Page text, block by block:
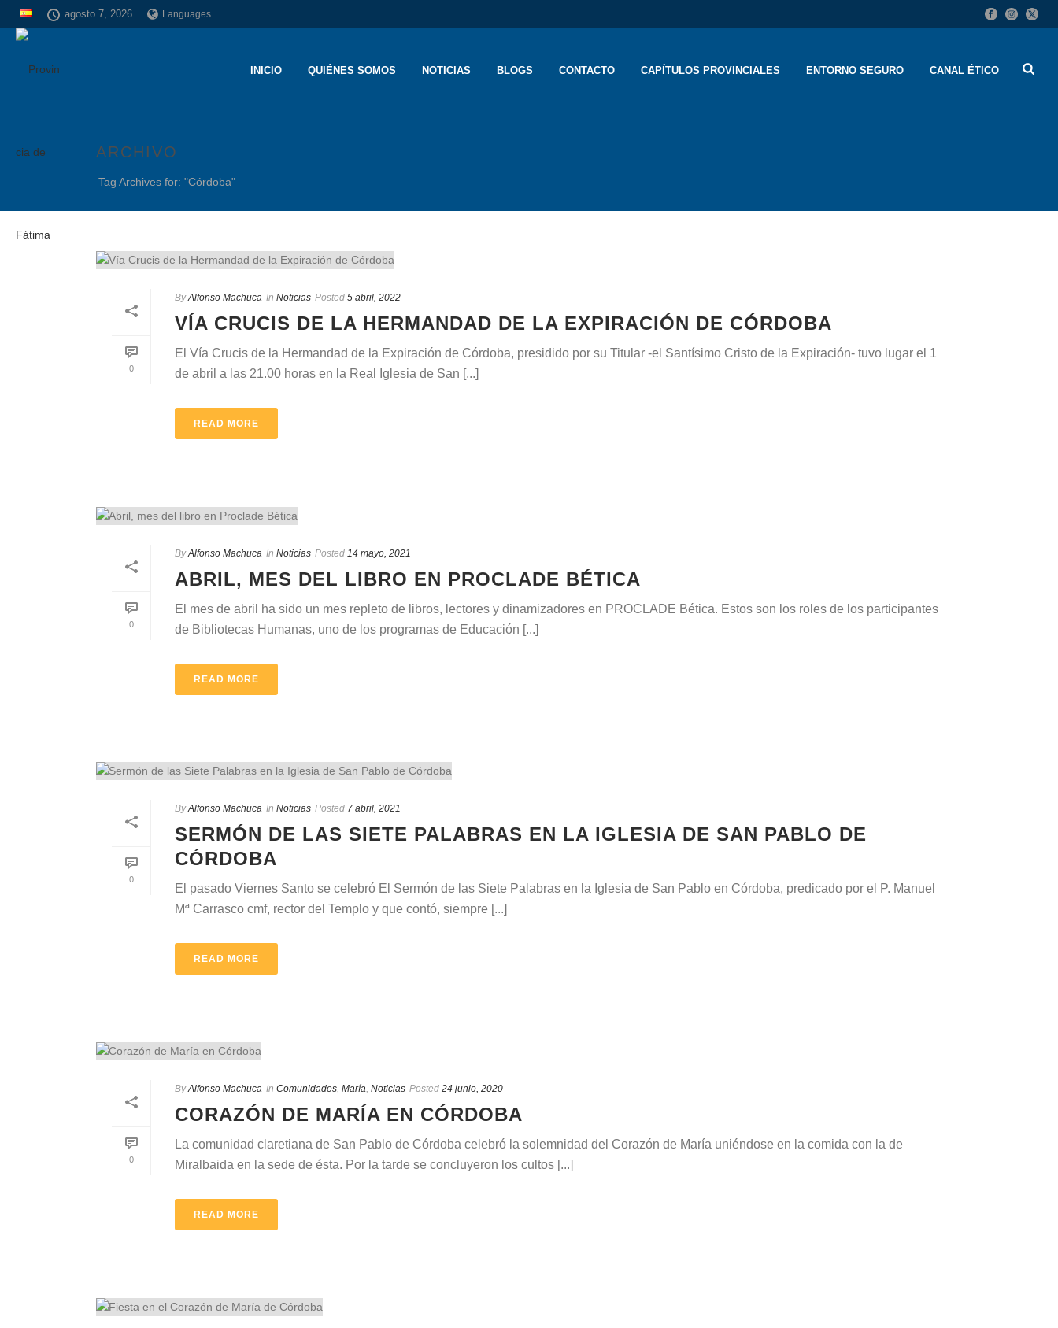
agosto 7, 2026 Languages
INICIO QUIÉNES SOMOS NOTICIAS BLOGS CONTACTO CAPÍTULOS PROVINCIALES ENTORNO SEGURO CANAL ÉTICO
ARCHIVO
Tag Archives for: "Córdoba"
0
By Alfonso Machuca In Noticias Posted 5 abril, 2022
VÍA CRUCIS DE LA HERMANDAD DE LA EXPIRACIÓN DE CÓRDOBA
El Vía Crucis de la Hermandad de la Expiración de Córdoba, presidido por su Titular -el Santísimo Cristo de la Expiración- tuvo lugar el 1
de abril a las 21.00 horas en la Real Iglesia de San [...]
READ MORE
0
By Alfonso Machuca In Noticias Posted 14 mayo, 2021
ABRIL, MES DEL LIBRO EN PROCLADE BÉTICA
El mes de abril ha sido un mes repleto de libros, lectores y dinamizadores en PROCLADE Bética. Estos son los roles de los participantes
de Bibliotecas Humanas, uno de los programas de Educación [...]
READ MORE
0
By Alfonso Machuca In Noticias Posted 7 abril, 2021
SERMÓN DE LAS SIETE PALABRAS EN LA IGLESIA DE SAN PABLO DE
CÓRDOBA
El pasado Viernes Santo se celebró El Sermón de las Siete Palabras en la Iglesia de San Pablo en Córdoba, predicado por el P. Manuel
Mª Carrasco cmf, rector del Templo y que contó, siempre [...]
READ MORE
0
By Alfonso Machuca In Comunidades, María, Noticias Posted 24 junio, 2020
CORAZÓN DE MARÍA EN CÓRDOBA
La comunidad claretiana de San Pablo de Córdoba celebró la solemnidad del Corazón de María uniéndose en la comida con la de
Miralbaida en la sede de ésta. Por la tarde se concluyeron los cultos [...]
READ MORE